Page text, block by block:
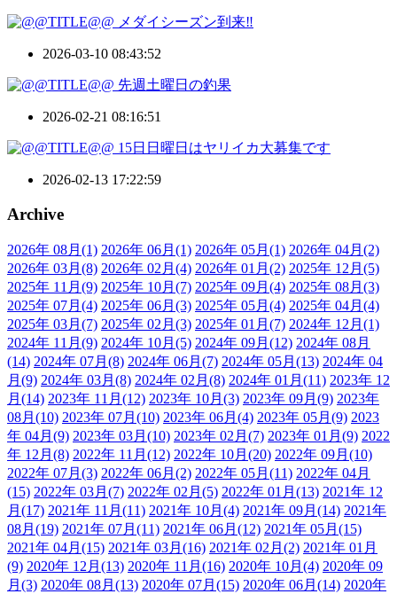
メダイシーズン到来‼️
2026-03-10 08:43:52
先週土曜日の釣果
2026-02-21 08:16:51
15日日曜日はヤリイカ大募集です
2026-02-13 17:22:59
Archive
2026年 08月 (1) 2026年 06月 (1) 2026年 05月 (1) 2026年 04月 (2)
2026年 03月 (8) 2026年 02月 (4) 2026年 01月 (2) 2025年 12月 (5)
2025年 11月 (9) 2025年 10月 (7) 2025年 09月 (4) 2025年 08月 (3)
2025年 07月 (4) 2025年 06月 (3) 2025年 05月 (4) 2025年 04月 (4)
2025年 03月 (7) 2025年 02月 (3) 2025年 01月 (7) 2024年 12月 (1)
2024年 11月 (9) 2024年 10月 (5) 2024年 09月 (12) 2024年 08月
(14) 2024年 07月 (8) 2024年 06月 (7) 2024年 05月 (13) 2024年 04
月 (9) 2024年 03月 (8) 2024年 02月 (8) 2024年 01月 (11) 2023年 12
月 (14) 2023年 11月 (12) 2023年 10月 (3) 2023年 09月 (9) 2023年
08月 (10) 2023年 07月 (10) 2023年 06月 (4) 2023年 05月 (9) 2023
年 04月 (9) 2023年 03月 (10) 2023年 02月 (7) 2023年 01月 (9) 2022
年 12月 (8) 2022年 11月 (12) 2022年 10月 (20) 2022年 09月 (10)
2022年 07月 (3) 2022年 06月 (2) 2022年 05月 (11) 2022年 04月
(15) 2022年 03月 (7) 2022年 02月 (5) 2022年 01月 (13) 2021年 12
月 (17) 2021年 11月 (11) 2021年 10月 (4) 2021年 09月 (14) 2021年
08月 (19) 2021年 07月 (11) 2021年 06月 (12) 2021年 05月 (15)
2021年 04月 (15) 2021年 03月 (16) 2021年 02月 (2) 2021年 01月
(9) 2020年 12月 (13) 2020年 11月 (16) 2020年 10月 (4) 2020年 09
月 (3) 2020年 08月 (13) 2020年 07月 (15) 2020年 06月 (14) 2020年